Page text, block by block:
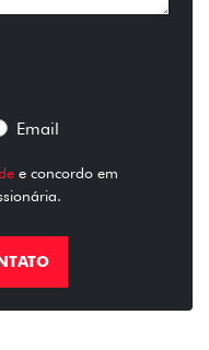
Email
e concordo em